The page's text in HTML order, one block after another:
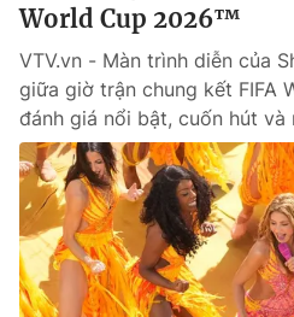
Hậu trường
Nhân vật
Khán giả
Giải sao mai
Giải trí
Điện ảnh
Âm nhạc
Sao
Đời sống
Du lịch
Làm đẹp
Chất lượng cuộc sống
Giáo dục
Tuyển sinh
Học trực tuyến
Công nghệ
Hitech Công nghệ tương lai
Giao lưu trực tuyến
World Cup 2026™
VTV.vn - Màn trình diễn của
giữa giờ trận chung kết FIFA
đánh giá nổi bật, cuốn hút và